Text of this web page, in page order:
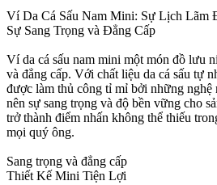
Ví Da Cá Sấu Nam Mini: Sự Lịch Lãm
Sự Sang Trọng và Đẳng Cấp
Ví da cá sấu nam mini một món đồ lưu
và đẳng cấp. Với chất liệu da cá sấu tự
được làm thủ công tỉ mỉ bởi những nghệ
nên sự sang trọng và độ bền vững cho
trở thành điểm nhấn không thể thiếu
mọi quý ông.
Sang trọng và đẳng cấp
Thiết Kế Mini Tiện Lợi